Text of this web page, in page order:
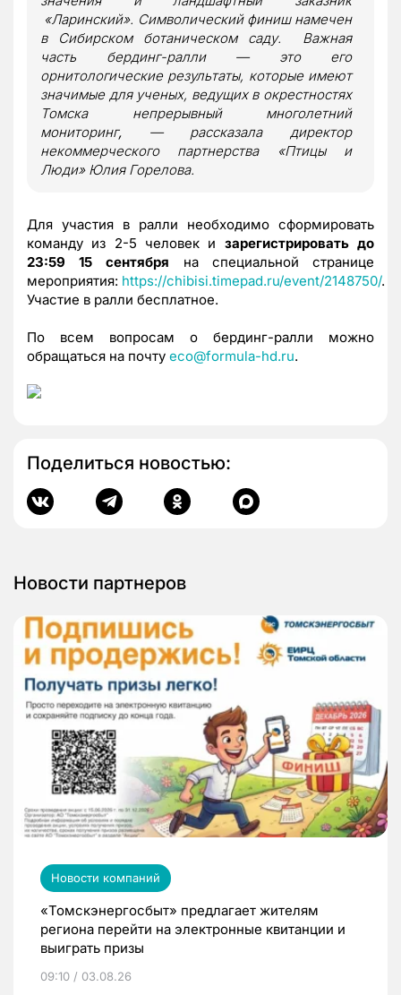
«Ларинский». Символический финиш намечен
в Сибирском ботаническом саду. Важная
часть бердинг-ралли — это его
орнитологические результаты, которые имеют
значимые для ученых, ведущих в окрестностях
Томска непрерывный многолетний
мониторинг, — рассказала директор
некоммерческого партнерства «Птицы и
Люди» Юлия Горелова.
Для участия в ралли необходимо сформировать
команду из 2-5 человек и зарегистрировать до
23:59 15 сентября на специальной странице
мероприятия: https://chibisi.timepad.ru/event/2148750/.
Участие в ралли бесплатное.
По всем вопросам о бердинг-ралли можно
обращаться на почту eco@formula-hd.ru.
Поделиться новостью:
Новости партнеров
Новости компаний
«Томскэнергосбыт» предлагает жителям
региона перейти на электронные квитанции и
выиграть призы
09:10 / 03.08.26